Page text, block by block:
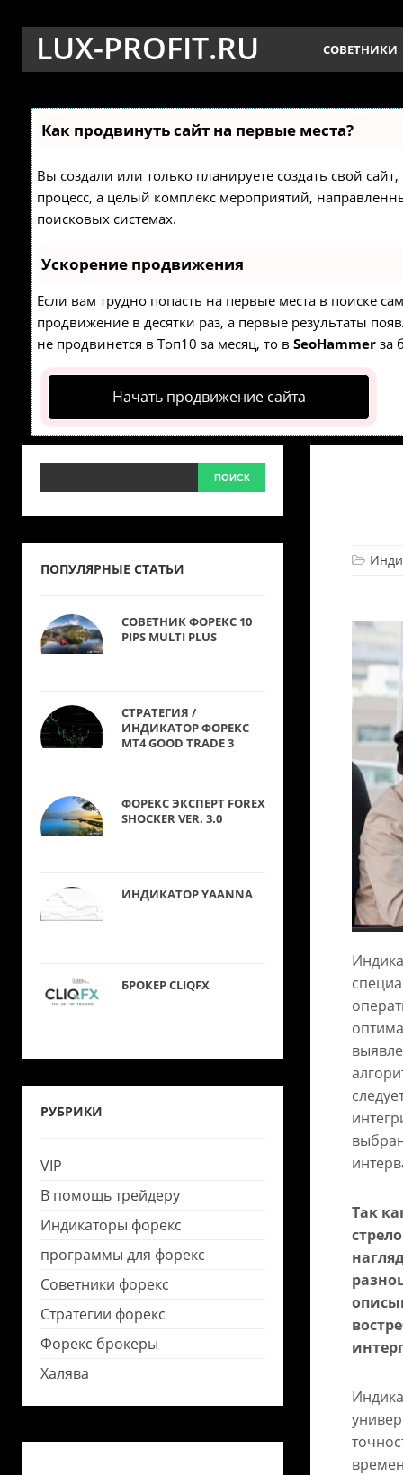
LUX-PROFIT.RU СОВЕТНИКИ
Как продвинуть сайт на первые места?
Вы создали или только планируете создать свой
процесс, а целый комплекс мероприятий,
поисковых системах.
Ускорение продвижения
Если вам трудно попасть на первые места в поиске
продвижение в десятки раз, а первые результаты
не продвинется в Топ10 за месяц, то в SeoHammer за
Начать продвижение сайта
Так
ПОПУЛЯРНЫЕ СТАТЬИ
СОВЕТНИК ФОРЕКС 10
PIPS MULTI PLUS
СТРАТЕГИЯ /
ИНДИКАТОР ФОРЕКС
MT4 GOOD TRADE 3
ФОРЕКС ЭКСПЕРТ FOREX
SHOCKER VER. 3.0
ИНДИКАТОР YAANNA
БРОКЕР CLIQFX
РУБРИКИ
VIP
В помощь трейдеру
Индикаторы форекс
программы для форекс
Советники форекс
Стратегии форекс
Форекс брокеры
Халява